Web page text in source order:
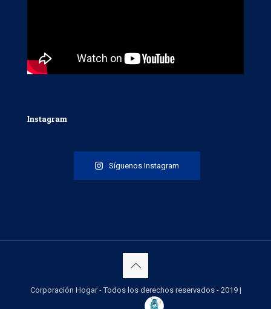
Instagram
Síguenos Instagram
Corporación Hogar - Todos los derechos reservados - 2019 |